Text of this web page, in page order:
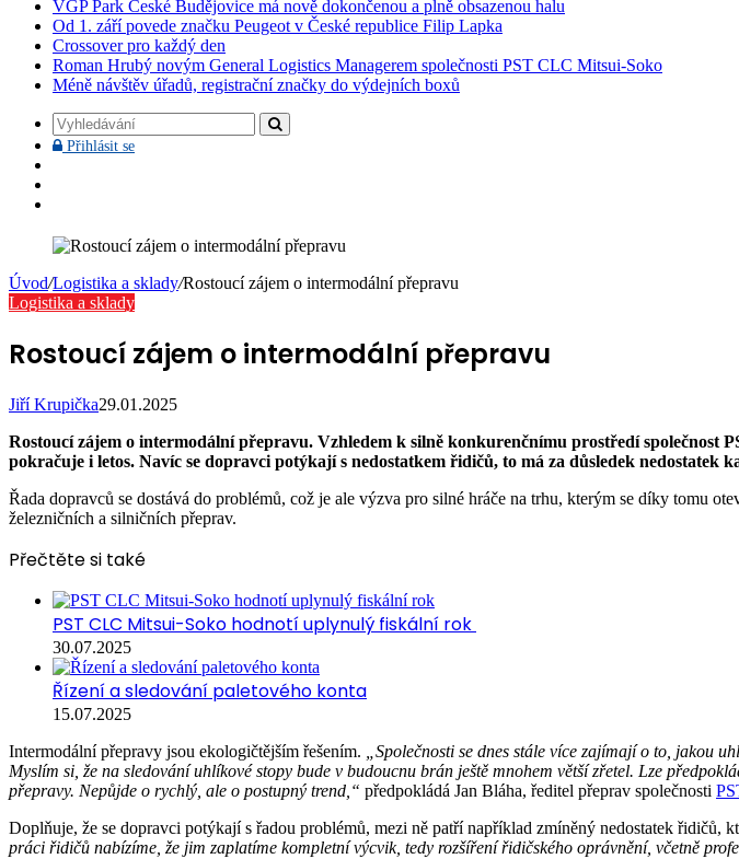
VGP Park České Budějovice má nově dokončenou a plně obsazenou halu
Od 1. září povede značku Peugeot v České republice Filip Lapka
Crossover pro každý den
Roman Hrubý novým General Logistics Managerem společnosti PST CLC Mitsui-Soko
Méně návštěv úřadů, registrační značky do výdejních boxů
Vyhledávání
Přihlásit sePřihlásit
Úvod/Logistika a sklady/Rostoucí zájem o intermodální přepravu
Logistika a sklady
Rostoucí zájem o intermodální přepravu
Jiří Krupička29.01.2025
Rostoucí zájem o intermodální přepravu. Vzhledem k silně konkurenčnímu prostředí společnost
pokračuje i letos. Navíc se dopravci potýkají s nedostatkem řidičů, to má za důsledek nedostatek
Řada dopravců se dostává do problémů, což je ale výzva pro silné hráče na trhu, kterým se díky tomu
železničních a silničních přeprav.
Přečtěte si také
PST CLC Mitsui-Soko hodnotí uplynulý fiskální rok
30.07.2025
Řízení a sledování paletového konta
15.07.2025
Intermodální přepravy jsou ekologičtějším řešením.
„Společnosti se dnes stále více zajímají o to, jakou
Myslím si, že na sledování uhlíkové stopy bude v budoucnu brán ještě mnohem větší zřetel. Lze
přepravy. Nepůjde o rychlý, ale o postupný trend,“ předpokládá Jan Bláha, ředitel přeprav společnosti
Doplňuje, že se dopravci potýkají s řadou problémů, mezi ně patří například zmíněný nedostatek řidičů,
práci řidičů nabízíme, že jim zaplatíme kompletní výcvik, tedy rozšíření řidičského oprávnění, včetně